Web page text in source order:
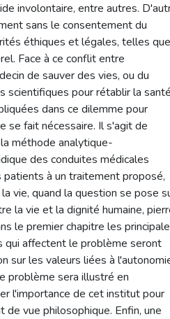
involontaire, entre autres.
sans le consentement du
éthiques et légales, telles que
Face à ce conflit entre
de sauver des vies, ou du
scientifiques pour rétablir la
dans ce dilemme pour
se fait nécessaire. Il s'agit de
méthode analytique-
des conduites médicales
à un traitement proposé,
vie, quand la question se pose
la vie et la dignité humaine,
le premier chapitre les
qui affectent le problème seront
sur les valeurs liées à
problème sera illustré en
l'importance de cet institut pour
de vue philosophique. Enfin, une